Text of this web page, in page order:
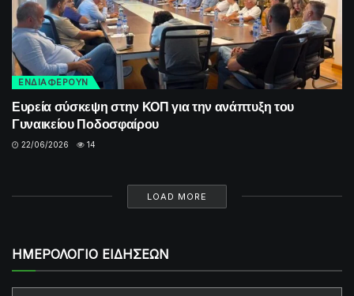
ΕΝΔΙΑΦΕΡΟΥΝ
Ευρεία σύσκεψη στην ΚΟΠ για την ανάπτυξη του
Γυναικείου Ποδοσφαίρου
22/06/2026 14
LOAD MORE
ΗΜΕΡΟΛΟΓΙΟ ΕΙΔΗΣΕΩΝ